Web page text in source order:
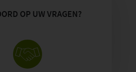
OP UW VRAGEN?